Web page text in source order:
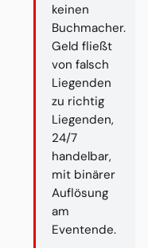
keinen
Buchmacher.
Geld fließt
von falsch
Liegenden
zu richtig
Liegenden,
24/7
handelbar,
mit binärer
Auflösung
am
Eventende.